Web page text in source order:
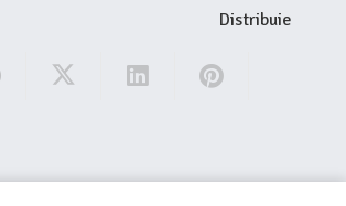
Distribuie